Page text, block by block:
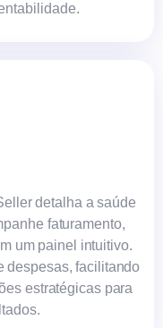
detalha a saúde
faturamento,
um painel intuitivo.
despesas, facilitando
estratégicas para